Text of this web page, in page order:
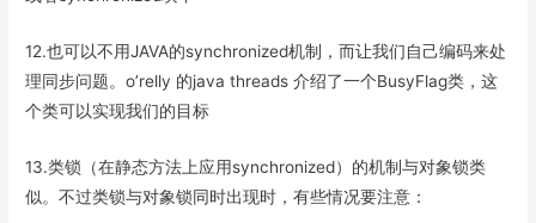
12.也可以不用JAVA的synchronized机制，而让我们自己编码来处
理同步问题。o’relly 的java threads 介绍了一个BusyFlag类，这
个类可以实现我们的目标
13.类锁（在静态方法上应用synchronized）的机制与对象锁类
似。不过类锁与对象锁同时出现时，有些情况要注意：